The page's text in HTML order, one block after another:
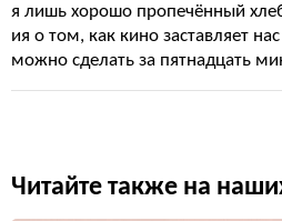
я лишь хорошо пропечённый
ия о том, как кино заставляет
можно сделать за пятнадцать
Читайте также на